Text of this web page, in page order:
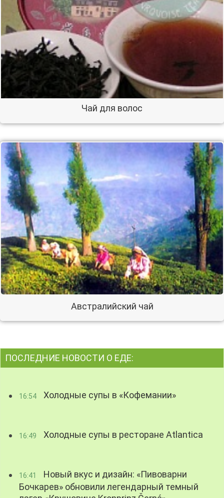
Чай для волос
Австралийский чай
ПОСЛЕДНИЕ НОВОСТИ О ЕДЕ:
16:54 Холодные супы в «Кофемании»
16:49 Холодные супы в ресторане Atlantica
16:41
Новый вкус и дизайн: «Пивоварни
Бочкарев» обновили легендарный темный